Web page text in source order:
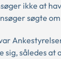
ikke at
søgte
således at